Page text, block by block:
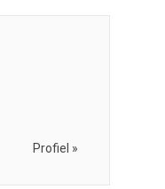
Profiel »